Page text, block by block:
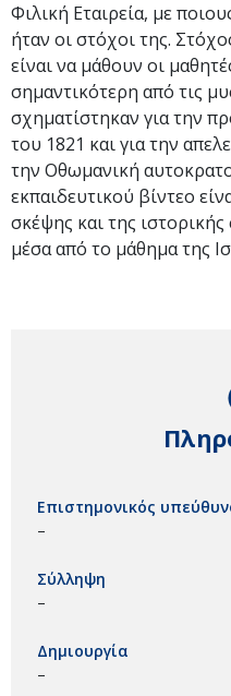
Φιλική Εταιρεία, με
ήταν οι στόχοι της.
είναι να μάθουν οι
σημαντικότερη από τις
σχηματίστηκαν για την
του 1821 και για την
την Οθωμανική
εκπαιδευτικού βίντεο
σκέψης και της
μέσα από το μάθημα της
Επιστημονικός
–
Σύλληψη
–
Δημιουργία
–